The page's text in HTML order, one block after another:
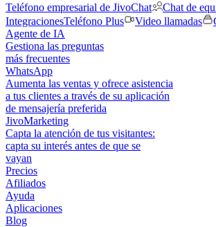
Teléfono empresarial de JivoChat
Chat de
IntegracionesTeléfono Plus Video llamadas
Agente de IA
Gestiona las preguntas
más frecuentes
WhatsApp
Aumenta las ventas y ofrece asistencia
a tus clientes a través de su aplicación
de mensajería preferida
JivoMarketing
Capta la atención de tus visitantes:
capta su interés antes de que se
vayan
Precios
Afiliados
Ayuda
Aplicaciones
Blog